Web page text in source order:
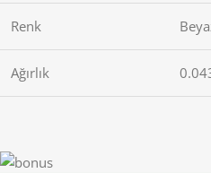
Renk
Ağırlık